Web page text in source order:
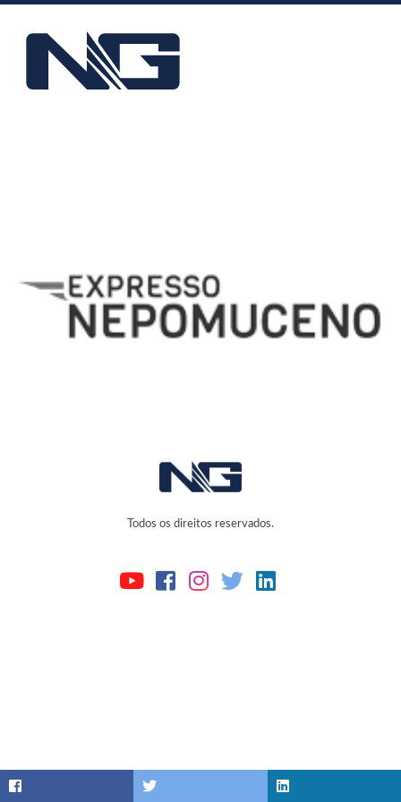
Todos os direitos reservados.